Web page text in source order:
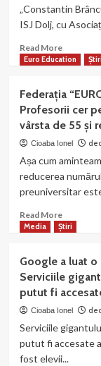
copiii
din
/
Iași
„Constantin
ISJ Dolj, cu
Read MoreRead
more
Oltenia
o
dezbatere
–
„NATURA
DIN
Euro Education
Federația
Profesorii cer
vârsta de 55 și
Cioaba Ionel
Așa cum
reducerea
preuniversitar
Read MoreRead
more
“EURO
continuă
lupta!
cer
Media Știri
Google a luat
Serviciile
putut fi
Cioaba Ionel
Serviciile
putut fi accesate
fost elevii...